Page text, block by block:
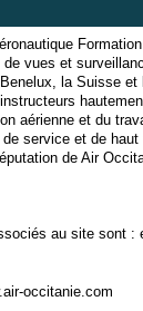
vues et
la Suisse
aérienne et du
service et de
de Air
au site sont :
occitanie.com